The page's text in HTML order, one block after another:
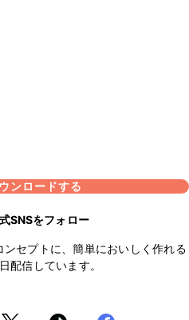
ンロードする
SNSをフォロー
ンセプトに、簡単においしく作れる
配信しています。